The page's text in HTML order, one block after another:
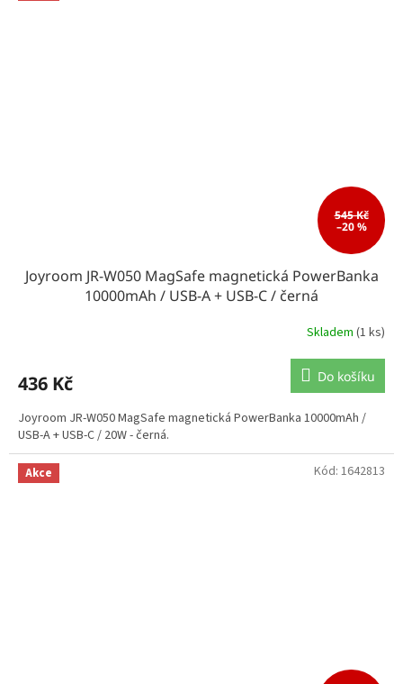
545 Kč
–20 %
Joyroom JR-W050 MagSafe magnetická PowerBanka
10000mAh / USB-A + USB-C / černá
Skladem (1 ks)
436 Kč Do košíku
Joyroom JR-W050 MagSafe magnetická PowerBanka 10000mAh /
USB-A + USB-C / 20W - černá.
Akce Kód: 1642813